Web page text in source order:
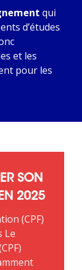
qui
d’études
et les
pour les
SON
2025
(CPF)
Le